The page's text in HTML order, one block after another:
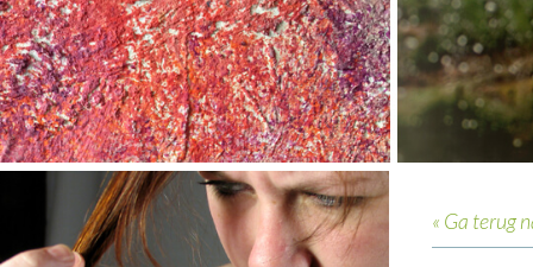
« Ga terug